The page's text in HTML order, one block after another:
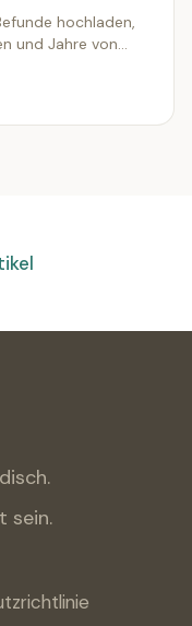
hochladen,
und Jahre von
sein.